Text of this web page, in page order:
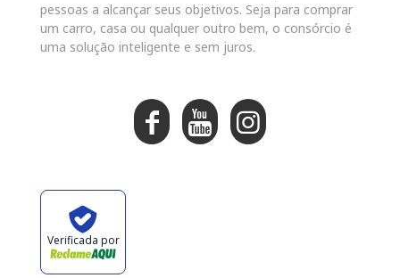
pessoas a alcançar seus objetivos. Seja para comprar
um carro, casa ou qualquer outro bem, o consórcio é
uma solução inteligente e sem juros.
Verificada por